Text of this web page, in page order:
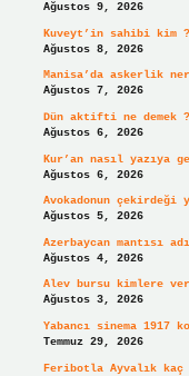
Ağustos 9, 2026
Kuveyt’in sahibi kim ?
Ağustos 8, 2026
Manisa’da askerlik
Ağustos 7, 2026
Dün aktifti ne demek ?
Ağustos 6, 2026
Kur’an nasıl yazıya
Ağustos 6, 2026
Avokadonun çekirdeği
Ağustos 5, 2026
Azerbaycan mantısı
Ağustos 4, 2026
Alev bursu kimlere
Ağustos 3, 2026
Yabancı sinema 1917
Temmuz 29, 2026
Feribotla Ayvalık kaç